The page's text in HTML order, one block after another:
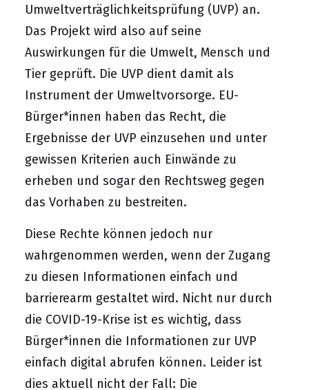
Umweltverträglichkeitsprüfung (UVP) an.
Das Projekt wird also auf seine
Auswirkungen für die Umwelt, Mensch und
Tier geprüft. Die UVP dient damit als
Instrument der Umweltvorsorge. EU-
Bürger*innen haben das Recht, die
Ergebnisse der UVP einzusehen und unter
gewissen Kriterien auch Einwände zu
erheben und sogar den Rechtsweg gegen
das Vorhaben zu bestreiten.
Diese Rechte können jedoch nur
wahrgenommen werden, wenn der Zugang
zu diesen Informationen einfach und
barrierearm gestaltet wird. Nicht nur durch
die COVID-19-Krise ist es wichtig, dass
Bürger*innen die Informationen zur UVP
einfach digital abrufen können. Leider ist
dies aktuell nicht der Fall: Die